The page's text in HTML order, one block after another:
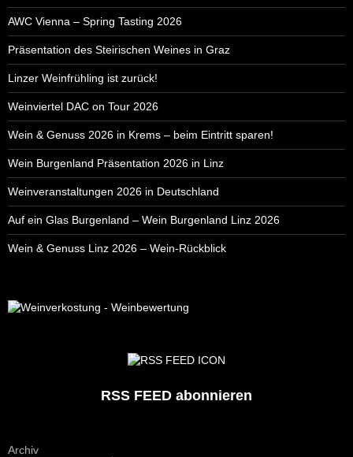
AWC Vienna – Spring Tasting 2026
Präsentation des Steirischen Weines in Graz
Linzer Weinfrühling ist zurück!
Weinviertel DAC on Tour 2026
Wein & Genuss 2026 in Krems – beim Eintritt sparen!
Wein Burgenland Präsentation 2026 in Linz
Weinveranstaltungen 2026 in Deutschland
Auf ein Glas Burgenland – Wein Burgenland Linz 2026
Wein & Genuss Linz 2026 – Wein-Rückblick
RSS FEED abonnieren
Archiv